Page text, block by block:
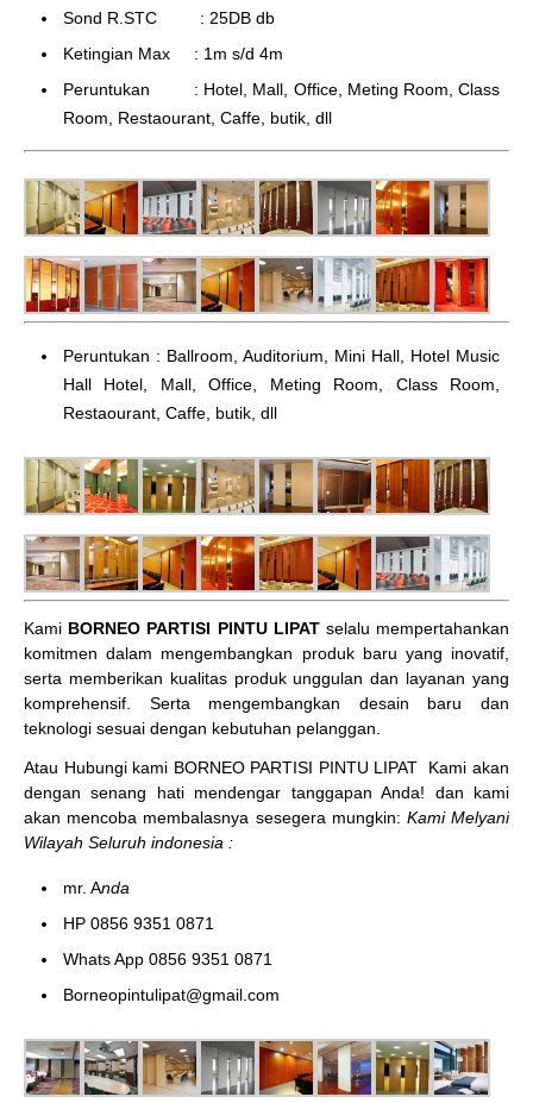
Sond R.STC : 25DB db
Ketingian Max : 1m s/d 4m
Peruntukan : Hotel, Mall, Office, Meting Room, Class
Room, Restaourant, Caffe, butik, dll
Peruntukan : Ballroom, Auditorium, Mini Hall, Hotel Music
Hall Hotel, Mall, Office, Meting Room, Class Room,
Restaourant, Caffe, butik, dll
Kami BORNEO PARTISI PINTU LIPATselalu mempertahankan
komitmen dalam mengembangkan produk baru yang inovatif,
serta memberikan kualitas produk unggulan dan layanan yang
komprehensif. Serta mengembangkan desain baru dan
teknologi sesuai dengan kebutuhan pelanggan.
Atau Hubungi kami BORNEO PARTISI PINTU LIPAT
Kami akan
dengan senang hati mendengar tanggapan Anda! dan kami
akan mencoba membalasnya sesegera mungkin: Kami Melyani
Wilayah Seluruh indonesia :
mr. Anda
HP 0856 9351 0871
Whats App 0856 9351 0871
Borneopintulipat@gmail.com